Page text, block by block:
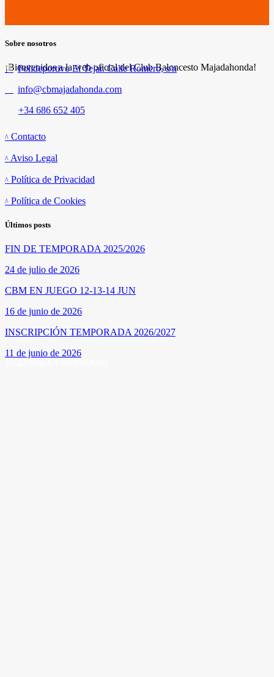
Sobre nosotros
¡Bienvenidos a la web oficial del Club Baloncesto Majadahonda!
Polideportivo El Tejar. Calle Romero, s/n
info@cbmajadahonda.com
+34 686 652 405
Contacto
Aviso Legal
Política de Privacidad
Política de Cookies
Últimos posts
FIN DE TEMPORADA 2025/2026
24 de julio de 2026
CBM EN JUEGO 12-13-14 JUN
16 de junio de 2026
INSCRIPCIÓN TEMPORADA 2026/2027
11 de junio de 2026